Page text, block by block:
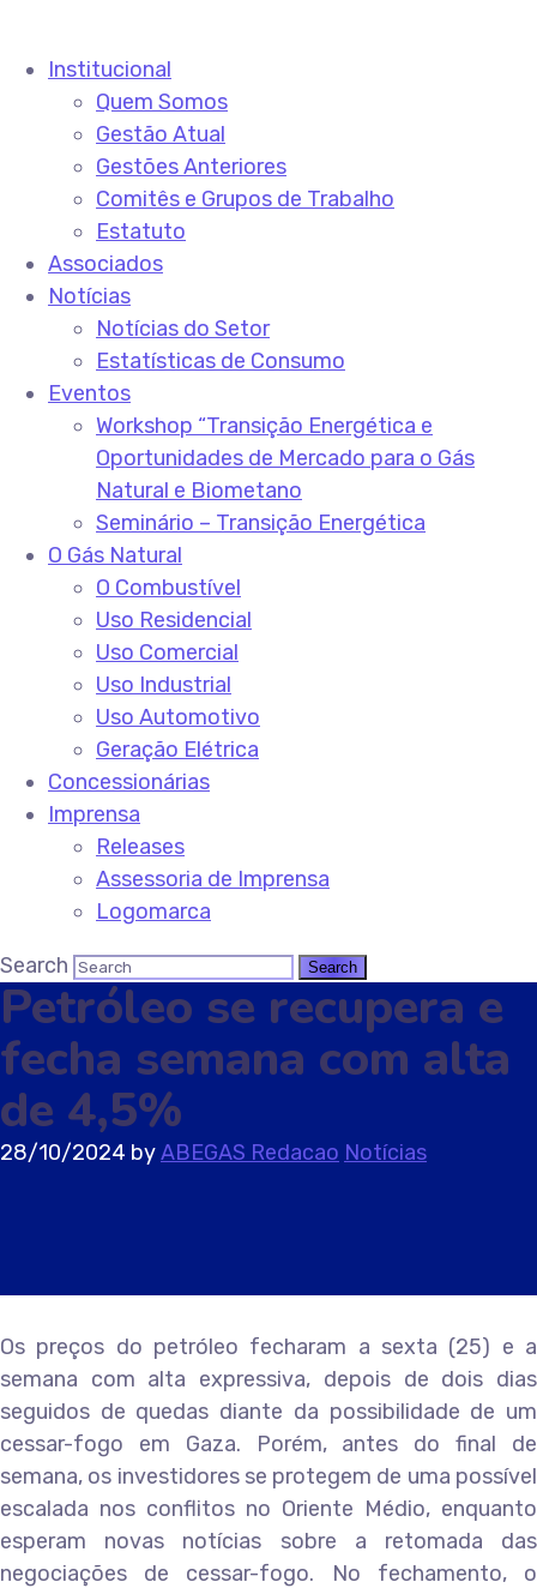
Institucional
Quem Somos
Gestão Atual
Gestões Anteriores
Comitês e Grupos de Trabalho
Estatuto
Associados
Notícias
Notícias do Setor
Estatísticas de Consumo
Eventos
Workshop “Transição Energética e
Oportunidades de Mercado para o Gás
Natural e Biometano
Seminário – Transição Energética
O Gás Natural
O Combustível
Uso Residencial
Uso Comercial
Uso Industrial
Uso Automotivo
Geração Elétrica
Concessionárias
Imprensa
Releases
Assessoria de Imprensa
Logomarca
Search
Petróleo se recupera e
fecha semana com alta
de 4,5%
28/10/2024 byABEGAS Redacao Notícias
Os preços do petróleo fecharam a sexta (25) e a
semana com alta expressiva, depois de dois dias
seguidos de quedas diante da possibilidade de um
cessar-fogo em Gaza. Porém, antes do final de
semana, os investidores se protegem de uma possível
escalada nos conflitos no Oriente Médio, enquanto
esperam novas notícias sobre a retomada das
negociações de cessar-fogo. No fechamento, o